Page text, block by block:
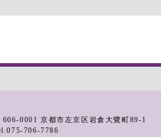
606-0001 京都市左京区岩倉大鷺町89-1
706-7786